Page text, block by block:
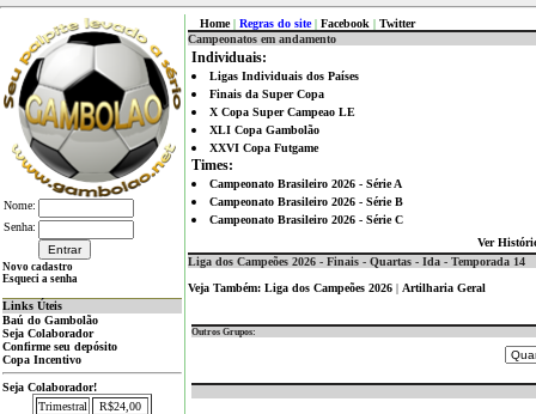
Nome:
Senha:
Novo cadastro
Esqueci a senha
Links Úteis
Baú do Gambolão
Seja Colaborador
Confirme seu depósito
Copa Incentivo
Seja Colaborador!
Trimestral
R$24,00
Home| Regras do site| Facebook | Twitter
Campeonatos em andamento
Individuais:
Ligas Individuais dos Países
Finais da Super Copa
X Copa Super Campeao LE
XLI Copa Gambolão
XXVI Copa Futgame
Times:
Campeonato Brasileiro 2026 - Série A
Campeonato Brasileiro 2026 - Série B
Campeonato Brasileiro 2026 - Série C
Ver
Liga dos Campeões 2026 - Finais - Quartas - Ida - Temporada 14
Veja Também: Liga dos Campeões 2026 | Artilharia Geral
Outros Grupos: